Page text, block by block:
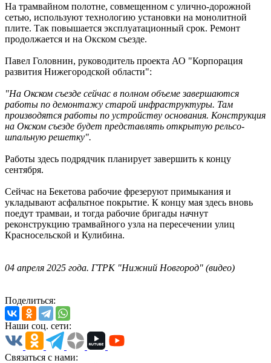
На трамвайном полотне, совмещенном с улично-дорожной
сетью, используют технологию установки на монолитной
плите. Так повышается эксплуатационный срок. Ремонт
продолжается и на Окском съезде.
Павел Головнин, руководитель проекта АО "Корпорация
развития Нижегородской области":
"На Окском съезде сейчас в полном объеме завершаются
работы по демонтажу старой инфраструктуры. Там
производятся работы по устройству основания. Конструкция
на Окском съезде будет представлять открытую рельсо-
шпальную решетку".
Работы здесь подрядчик планирует завершить к концу
сентября.
Сейчас на Бекетова рабочие фрезеруют примыкания и
укладывают асфальтное покрытие. К концу мая здесь вновь
поедут трамваи, и тогда рабочие бригады начнут
реконструкцию трамвайного узла на пересечении улиц
Красносельской и Кулибина.
04 апреля 2025 года. ГТРК "Нижний Новгород" (видео)
Поделиться:
Наши соц. сети:
Связаться с нами: